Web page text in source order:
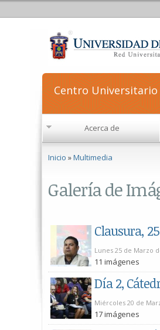
Centro Universitario
Acerca de
Inicio »Multimedia
Galería de
Lunes 25 de Marzo
11 imágenes
Miércoles 20 de
17 imágenes
Páginas